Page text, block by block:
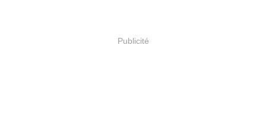
Publicité